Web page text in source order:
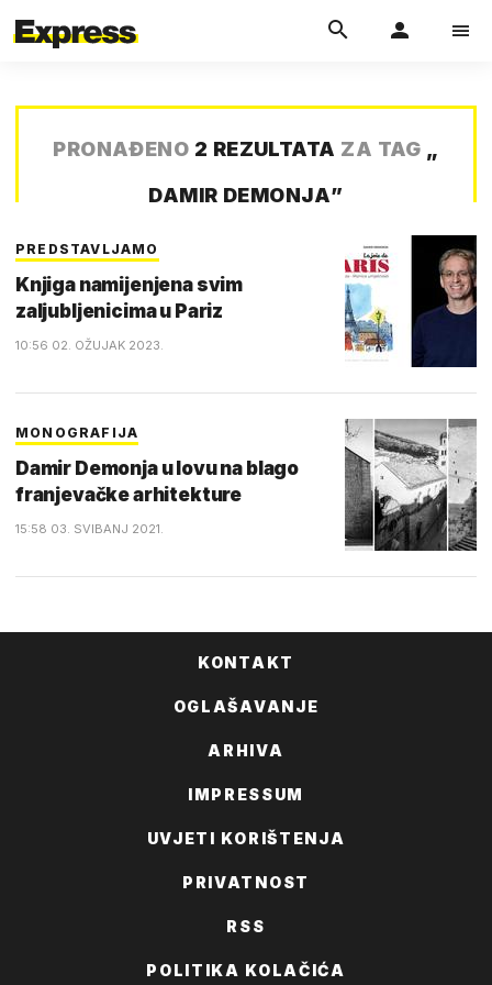
PRONAĐENO 2 REZULTATA ZA TAG „
DAMIR DEMONJA”
PREDSTAVLJAMO
Knjiga namijenjena svim
zaljubljenicima u Pariz
10:56 02. OŽUJAK 2023.
MONOGRAFIJA
Damir Demonja u lovu na blago
franjevačke arhitekture
15:58 03. SVIBANJ 2021.
KONTAKT
OGLAŠAVANJE
ARHIVA
IMPRESSUM
UVJETI KORIŠTENJA
PRIVATNOST
RSS
POLITIKA KOLAČIĆA